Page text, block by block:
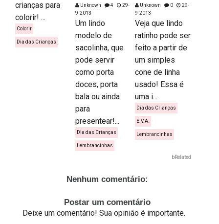
crianças para
colorir! ...
Colorir
Dia das Crianças
Unknown 4
29-
9-2013
Um lindo
modelo de
sacolinha, que
pode servir
como porta
doces, porta
bala ou ainda
para
presentear!...
Dia das Crianças
Lembrancinhas
Unknown 0
29-
9-2013
Veja que lindo
ratinho pode ser
feito a partir de
um simples
cone de linha
usado! Essa é
uma i...
Dia das Crianças
E.V.A.
Lembrancinhas
bRelated
Nenhum comentário:
Postar um comentário
Deixe um comentário! Sua opinião é importante.